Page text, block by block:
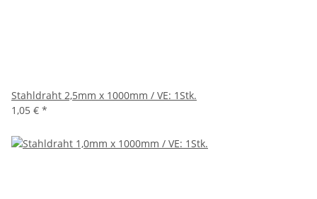
Stahldraht 2,5mm x 1000mm / VE: 1Stk.
1,05 € *